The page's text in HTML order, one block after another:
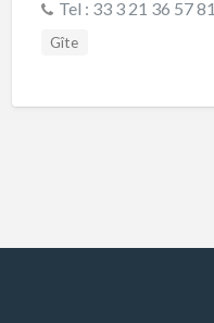
Tel : 33 3 21 36 57 81
Gîte